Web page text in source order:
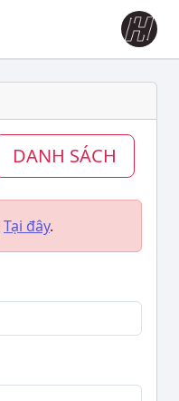
DANH SÁCH
Tại đây.